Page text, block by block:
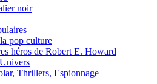
noir
pop culture
héros de Robert E. Howard
Thrillers, Espionnage